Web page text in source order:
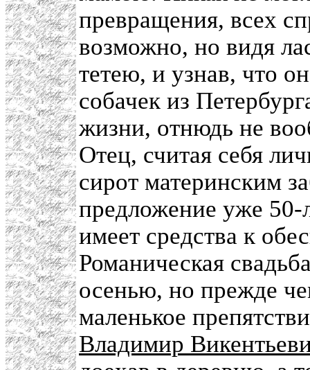
превращения, всех
возможно, но видя
тетею, и узнав, что
собачек из
жизни, отнюдь не
Отец, считая себя
сирот материнским
предложение уже 50-
имеет средства к
Романическая
осенью, но прежде
маленькое
Владимир